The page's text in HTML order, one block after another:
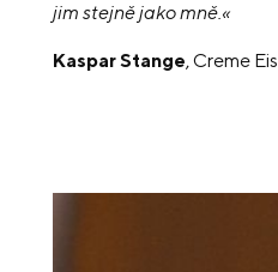
jim stejně jako mně.«
Kaspar Stange, Creme Eis